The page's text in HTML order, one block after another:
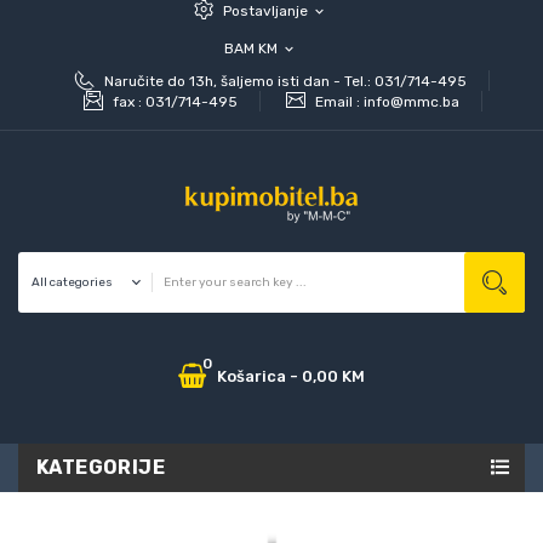
Postavljanje expand_more
BAM KM expand_more
Naručite do 13h, šaljemo isti dan - Tel.: 031/714-495
fax : 031/714-495 Email : info@mmc.ba
Košarica
0
- 0,00 KM
KATEGORIJE